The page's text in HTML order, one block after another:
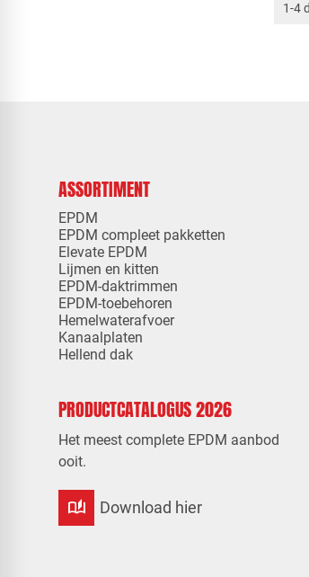
1-4
ASSORTIMENT
EPDM
EPDM compleet pakketten
Elevate EPDM
Lijmen en kitten
EPDM-daktrimmen
EPDM-toebehoren
Hemelwaterafvoer
Kanaalplaten
Hellend dak
PRODUCTCATALOGUS 2026
Het meest complete EPDM aanbod
ooit.
auto_stories Download hier